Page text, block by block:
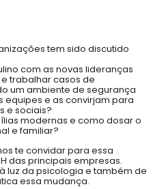
tem sido discutido
com as novas lideranças
trabalhar casos de
um ambiente de segurança
e as convirjam para
e sociais?
modernas e como dosar o
e familiar?
te convidar para essa
das principais empresas.
luz da psicologia e também de
essa mudança.